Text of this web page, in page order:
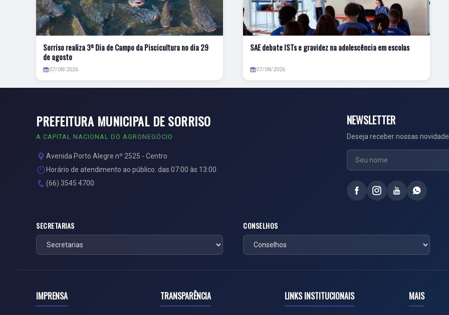
Sorriso realiza 3º Dia de Campo da Piscicultura no dia 29
de agosto
07/08/2026
SAE debate ISTs e gravidez na adolescência em escolas
07/08/2026
PREFEITURA MUNICIPAL DE SORRISO
A CAPITAL NACIONAL DO AGRONEGÓCIO
Avenida Porto Alegre nº 2525 - Centro
Horário de atendimento ao público: das 07:00 às 13:00
(66) 3545 4700
NEWSLETTER
Deseja receber nossas
SECRETARIAS CONSELHOS
IMPRENSA TRANSPARÊNCIA LINKS INSTITUCIONAIS MAIS